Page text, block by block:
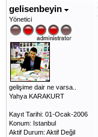
gelisenbeyin
Yönetici
gelişime dair ne varsa..
Yahya KARAKURT
Kayıt Tarihi: 01-Ocak-2006
Konum: Istanbul
Aktif Durum: Aktif Değil